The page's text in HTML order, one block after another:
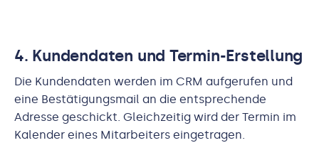
4. Kundendaten und Termin-Erstellung
Die Kundendaten werden im CRM aufgerufen und
eine Bestätigungsmail an die entsprechende
Adresse geschickt. Gleichzeitig wird der Termin im
Kalender eines Mitarbeiters eingetragen.